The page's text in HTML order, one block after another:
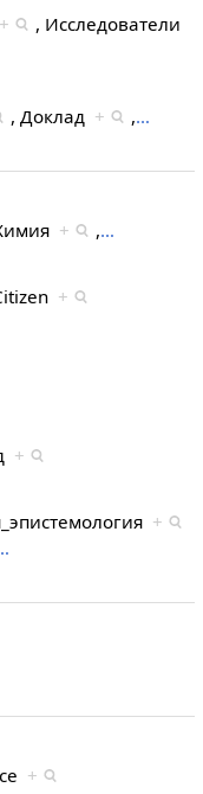
+
, Исследователи
, Доклад + ,…
+ ,…
+
+
+
+